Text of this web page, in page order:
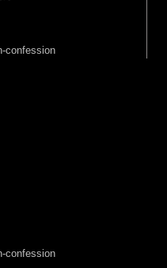
confession
confession